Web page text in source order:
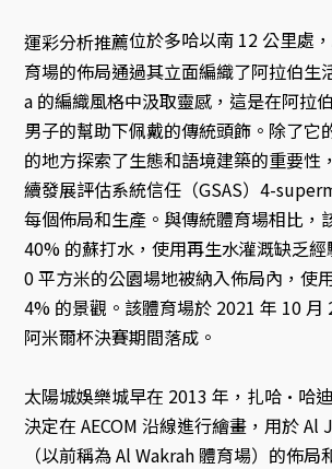
運彩分析推薦位於多哈以南 12 公里處
育場的佈局通過其立面編織了阿拉伯生
a 的編織風格中汲取靈感，這是在阿拉
男子的幫助下佩戴的傳統頭飾。除了它
的地方探索了生態和語境建築的重要性
續發展評估系統信任（GSAS）4-
每個佈局和生產。與傳統體育場相比，
40% 的蘇打水，使用再生水灌溉缺乏
0 平方米的公園場地被納入佈局內，使
4% 的景觀。該體育場於 2021 年 10 月
阿米爾杯決賽期間落成。
太陽城娛樂城早在 2013 年，扎哈·哈
決定在 AECOM 沿線進行繪畫，用於 Al
（以前稱為 Al Wakrah 體育場）的佈